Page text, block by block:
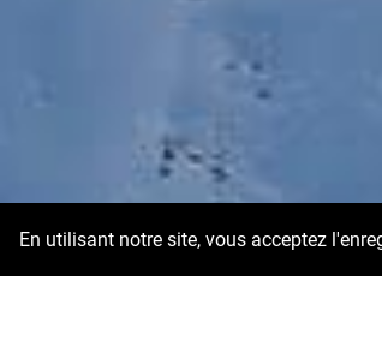
En utilisant notre site, vous acceptez